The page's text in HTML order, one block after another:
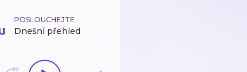
POSLOUCHEJTE
Dnešní přehled